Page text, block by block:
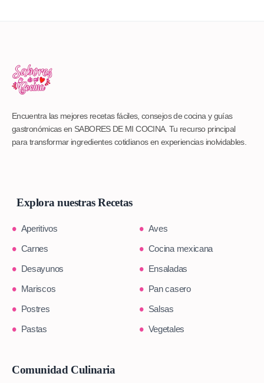
Encuentra las mejores recetas fáciles, consejos de cocina y guías
gastronómicas en SABORES DE MI COCINA. Tu recurso principal
para transformar ingredientes cotidianos en experiencias inolvidables.
Explora nuestras Recetas
Aperitivos
Aves
Carnes
Cocina mexicana
Desayunos
Ensaladas
Mariscos
Pan casero
Postres
Salsas
Pastas
Vegetales
Comunidad Culinaria